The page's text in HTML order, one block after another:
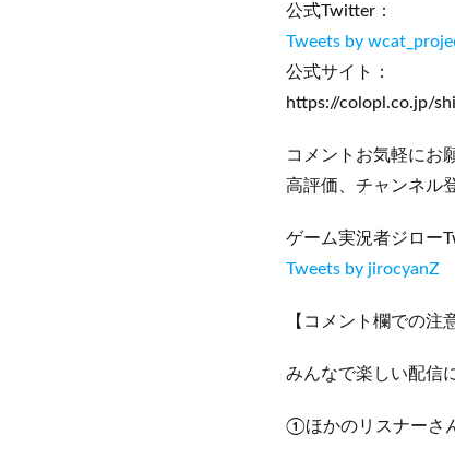
公式Twitter：
Tweets by
公式サイト：
https://colopl.co.jp/
コメントお気軽にお
高評価、チャンネル
ゲーム実況者ジロー
Tweets by jirocyanZ
【コメント欄での注
みんなで楽しい配信
①ほかのリスナーさ